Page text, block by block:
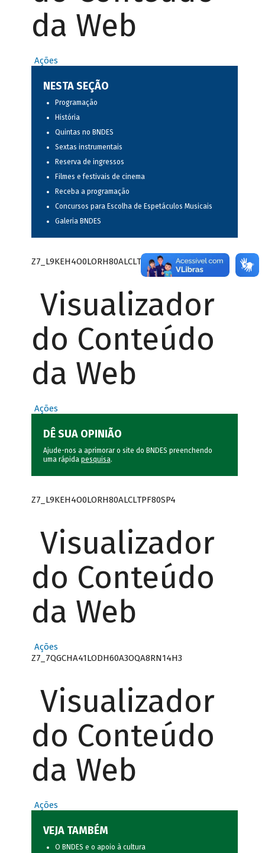
da Web
Ações
NESTA SEÇÃO
Programação
História
Quintas no BNDES
Sextas instrumentais
Reserva de ingressos
Filmes e festivais de cinema
Receba a programação
Concursos para Escolha de Espetáculos Musicais
Galeria BNDES
Z7_L9KEH4O0LORH80ALCLTPF80S97
Visualizador
do Conteúdo
da Web
Ações
DÊ SUA OPINIÃO
Ajude-nos a aprimorar o site do BNDES preenchendo
uma rápida pesquisa.
Z7_L9KEH4O0LORH80ALCLTPF80SP4
Visualizador
do Conteúdo
da Web
Ações
Z7_7QGCHA41LODH60A3OQA8RN14H3
Visualizador
do Conteúdo
da Web
Ações
VEJA TAMBÉM
O BNDES e o apoio à cultura